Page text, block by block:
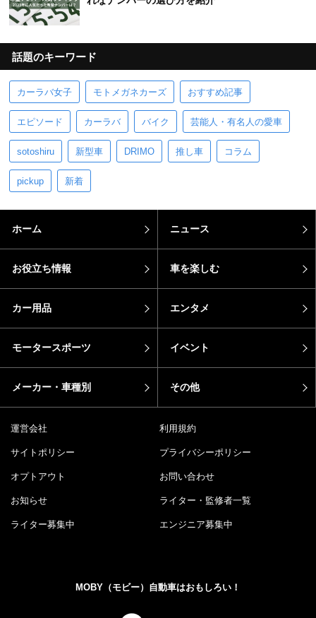
話題のキーワード
カーラバ女子 モトメガネカーズ おすすめ記事
エピソード カーラバ バイク 芸能人・有名人の愛車
sotoshiru 新型車 DRIMO 推し車 コラム
pickup 新着
ホーム ニュース
お役立ち情報 車を楽しむ
カー用品 エンタメ
モータースポーツ イベント
メーカー・車種別 その他
運営会社 利用規約
サイトポリシー プライバシーポリシー
オプトアウト お問い合わせ
お知らせ ライター・監修者一覧
ライター募集中 エンジニア募集中
MOBY（モビー）自動車はおもしろい！